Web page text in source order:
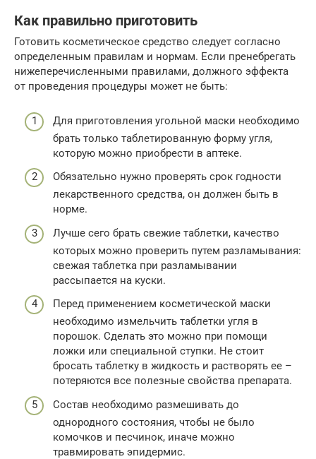
Как правильно приготовить
Готовить косметическое средство следует согласно
определенным правилам и нормам. Если пренебрегать
нижеперечисленными правилами, должного эффекта
от проведения процедуры может не быть:
Для приготовления угольной маски необходимо
брать только таблетированную форму угля,
которую можно приобрести в аптеке.
Обязательно нужно проверять срок годности
лекарственного средства, он должен быть в
норме.
Лучше сего брать свежие таблетки, качество
которых можно проверить путем разламывания:
свежая таблетка при разламывании
рассыпается на куски.
Перед применением косметической маски
необходимо измельчить таблетки угля в
порошок. Сделать это можно при помощи
ложки или специальной ступки. Не стоит
бросать таблетку в жидкость и растворять ее –
потеряются все полезные свойства препарата.
Состав необходимо размешивать до
однородного состояния, чтобы не было
комочков и песчинок, иначе можно
травмировать эпидермис.